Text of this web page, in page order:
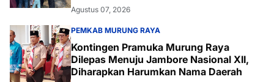
Agustus 07, 2026
PEMKAB MURUNG RAYA
Kontingen Pramuka Murung Raya
Dilepas Menuju Jambore Nasional XII,
Diharapkan Harumkan Nama Daerah